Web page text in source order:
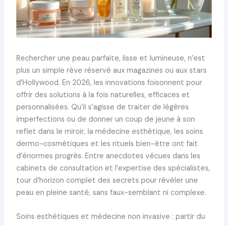
Rechercher une peau parfaite, lisse et lumineuse, n’est
plus un simple rêve réservé aux magazines ou aux stars
d’Hollywood. En 2026, les innovations foisonnent pour
offrir des solutions à la fois naturelles, efficaces et
personnalisées. Qu’il s’agisse de traiter de légères
imperfections ou de donner un coup de jeune à son
reflet dans le miroir, la médecine esthétique, les soins
dermo-cosmétiques et les rituels bien-être ont fait
d’énormes progrès. Entre anecdotes vécues dans les
cabinets de consultation et l’expertise des spécialistes,
tour d’horizon complet des secrets pour révéler une
peau en pleine santé, sans faux-semblant ni complexe.
Soins esthétiques et médecine non invasive : partir du